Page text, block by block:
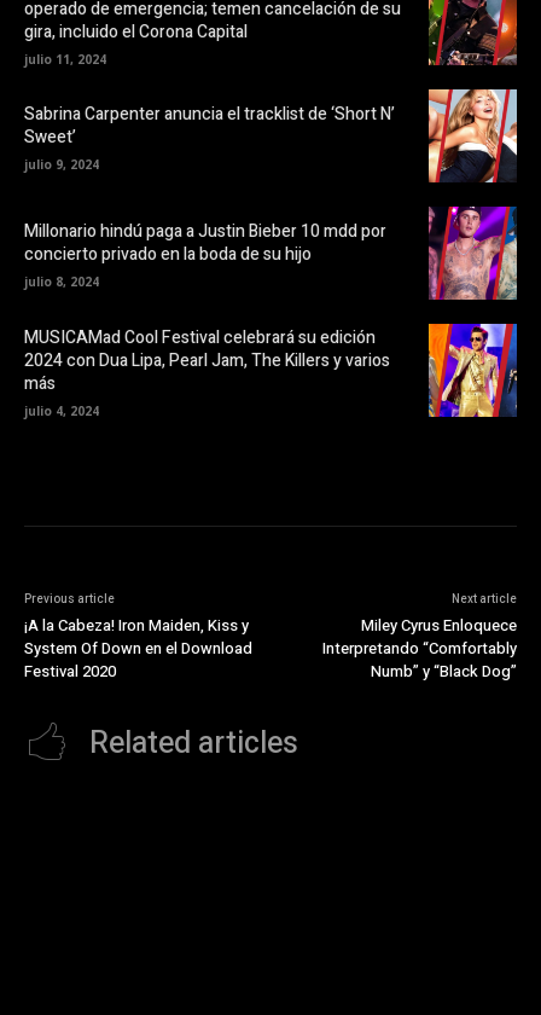
(
S
e
a
e
n
n
n
t
a
n
a
e
v
a
t
a
n
v
operado de emergencia; temen cancelación de su
gira, incluido el Corona Capital
julio 11, 2024
Sabrina Carpenter anuncia el tracklist de ‘Short N’
Sweet’
julio 9, 2024
Millonario hindú paga a Justin Bieber 10 mdd por
concierto privado en la boda de su hijo
julio 8, 2024
MUSICAMad Cool Festival celebrará su edición
2024 con Dua Lipa, Pearl Jam, The Killers y varios
más
julio 4, 2024
Previous article
¡A la Cabeza! Iron Maiden, Kiss y
System Of Down en el Download
Festival 2020
Next article
Miley Cyrus Enloquece
Interpretando “Comfortably
Numb” y “Black Dog”
Related articles